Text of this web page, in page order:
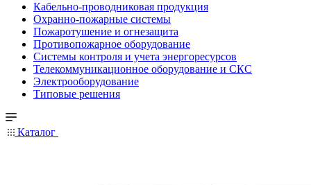
Кабельно-проводниковая продукция
Охранно-пожарные системы
Пожаротушение и огнезащита
Противопожарное оборудование
Системы контроля и учета энергоресурсов
Телекоммуникационное оборудование и СКС
Электрооборудование
Типовые решения
Каталог